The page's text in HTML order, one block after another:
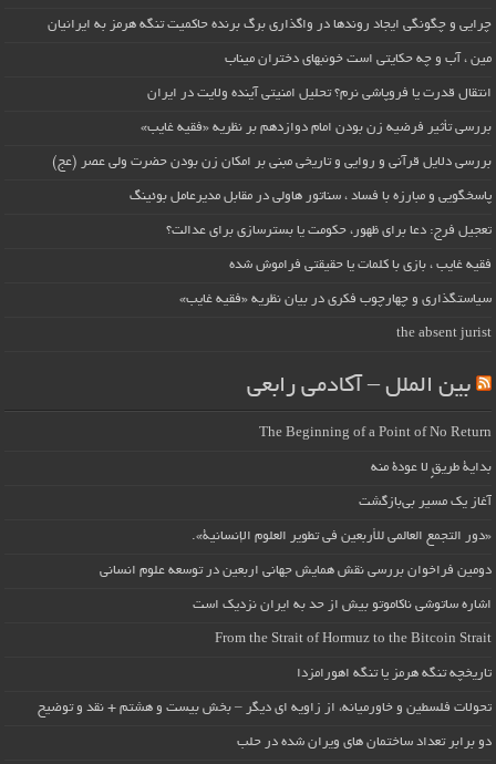
چرایی و چگونگی ایجاد روندها در واگذاری برگ برنده حاکمیت تنگه هرمز به ایرانیان
مین ، آب و چه حکایتی است خونبهای دختران میناب
انتقال قدرت یا فروپاشی نرم؟ تحلیل امنیتی آینده ولایت در ایران
بررسی تأثیر فرضیه زن بودن امام دوازدهم بر نظریه «فقیه غایب»
بررسی دلایل قرآنی و روایی و تاریخی مبنی بر امکان زن بودن حضرت ولی عصر (عج)
پاسخگویی و مبارزه با فساد ، سناتور هاولی در مقابل مدیرعامل بوئینگ
تعجیل فرج: دعا برای ظهور، حکومت یا بسترسازی برای عدالت؟
فقیه غایب ، بازی با کلمات یا حقیقتی فراموش شده
سیاستگذاری و چهارچوب فکری در بیان نظریه «فقیه غایب»
the absent jurist
بین الملل – آکادمی رابعی
The Beginning of a Point of No Return
بداية طريقٍ لا عودة منه
آغاز یک مسیر بی‌بازگشت
«دور التجمع العالمي للأربعين في تطوير العلوم الإنسانية».
دومین فراخوان بررسی نقش همایش جهانی اربعین در توسعه علوم انسانی
اشاره ساتوشی ناکاموتو بیش از حد به ایران نزدیک است
From the Strait of Hormuz to the Bitcoin Strait
تاریخچه تنگه هرمز یا تنگه اهورامزدا
تحولات فلسطین و خاورمیانه، از زاویه ای دیگر – بخش بیست و هشتم + نقد و توضیح
دو برابر تعداد ساختمان های ویران شده در حلب